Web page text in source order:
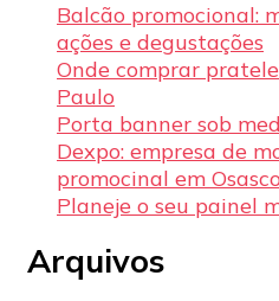
Balcão promocional:
ações e degustações
Onde comprar
Paulo
Porta banner sob
Dexpo: empresa de
promocinal em Osasco
Planeje o seu painel
Arquivos